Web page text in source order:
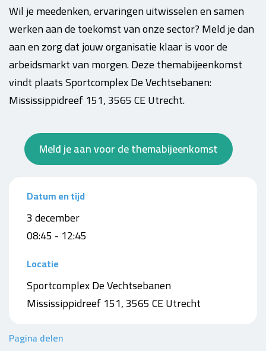
Wil je meedenken, ervaringen uitwisselen en samen
werken aan de toekomst van onze sector? Meld je dan
aan en zorg dat jouw organisatie klaar is voor de
arbeidsmarkt van morgen. Deze themabijeenkomst
vindt plaats Sportcomplex De Vechtsebanen:
Mississippidreef 151, 3565 CE Utrecht.
Meld je aan voor de themabijeenkomst
Datum en tijd
3 december
08:45 - 12:45
Locatie
Sportcomplex De Vechtsebanen
Mississippidreef 151, 3565 CE Utrecht
Pagina delen